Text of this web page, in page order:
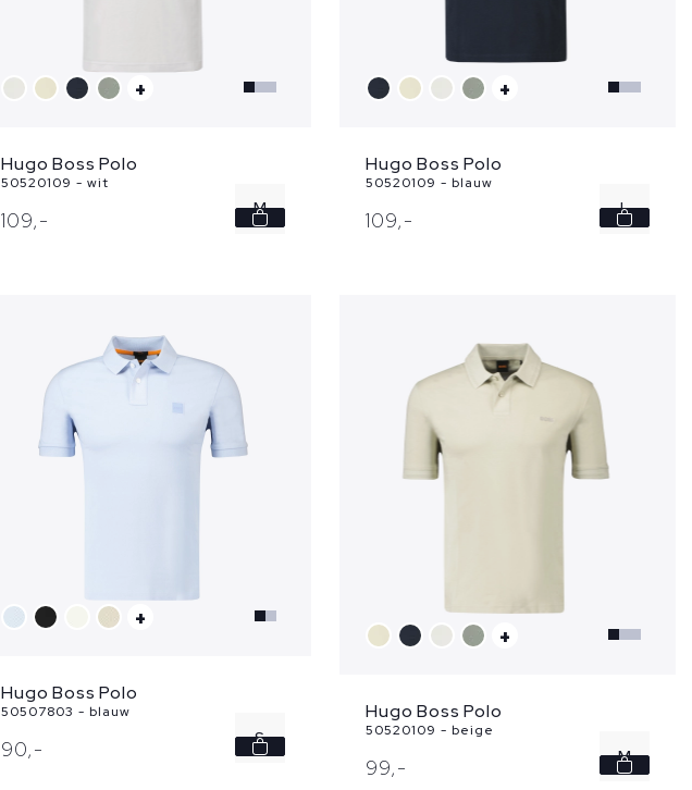
+
Hugo Boss Polo
50520109 - wit
109,- M
+
Hugo Boss Polo
50520109 - blauw
109,- L
+
Hugo Boss Polo
50507803 - blauw
90,- S
+
Hugo Boss Polo
50520109 - beige
99,- M